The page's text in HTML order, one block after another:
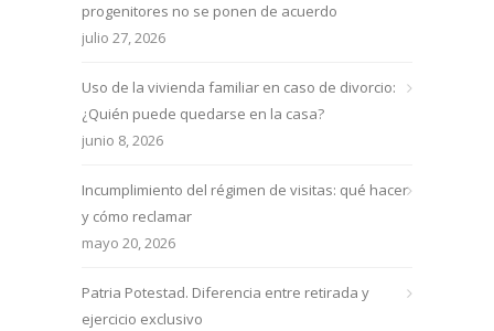
progenitores no se ponen de acuerdo
julio 27, 2026
Uso de la vivienda familiar en caso de divorcio:
¿Quién puede quedarse en la casa?
junio 8, 2026
Incumplimiento del régimen de visitas: qué hacer
y cómo reclamar
mayo 20, 2026
Patria Potestad. Diferencia entre retirada y
ejercicio exclusivo